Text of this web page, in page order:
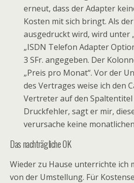
erneut, dass der Adapter
Kosten mit sich bringt. Als
ausgedruckt wird, wird unter
„ISDN Telefon Adapter
3 SFr. angegeben. Der
„Preis pro Monat“. Vor der
des Vertrages weise ich den
Vertreter auf den Spaltentitel
Druckfehler, sagt er mir,
verursache keine
Das nachträgliche OK
Wieder zu Hause unterrichte ich
von der Umstellung. Für